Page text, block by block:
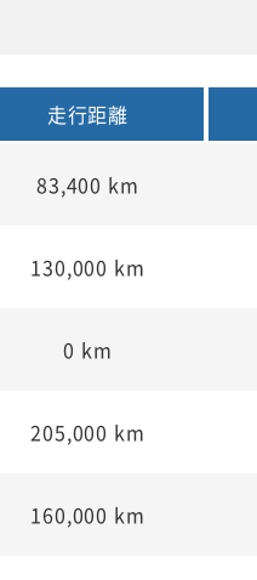
走行距離
83,400 km
130,000 km
0 km
205,000 km
160,000 km